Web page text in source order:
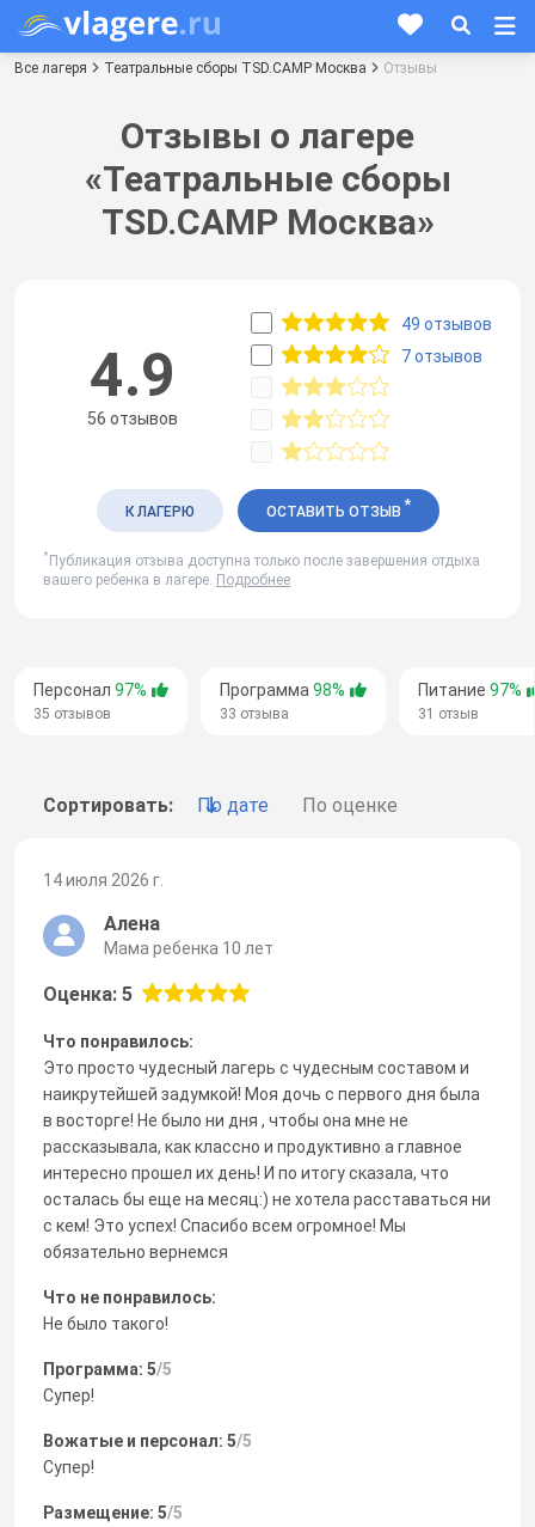
Все лагеря Театральные сборы TSD.CAMP Москва Отзывы
Отзывы о лагере
«Театральные сборы
TSD.CAMP Москва»
Персонал 97%
35 отзывов
Программа 98%
33 отзыва
Питание 97%
31 отзыв
Сортировать: По дате По оценке
14 июля 2026 г.
Алена
Мама ребенка 10 лет
Оценка: 5
Что понравилось:
Это просто чудесный лагерь с чудесным составом и
наикрутейшей задумкой! Моя дочь с первого дня была
в восторге! Не было ни дня , чтобы она мне не
рассказывала, как классно и продуктивно а главное
интересно прошел их день! И по итогу сказала, что
осталась бы еще на месяц:) не хотела расставаться ни
с кем! Это успех! Спасибо всем огромное! Мы
обязательно вернемся
Что не понравилось:
Не было такого!
Программа: 5/5
Супер!
Вожатые и персонал: 5/5
Супер!
Размещение: 5/5
4.9
56 отзывов
49 отзывов
7 отзывов
К ЛАГЕРЮ ОСТАВИТЬ ОТЗЫВ *
* Публикация отзыва доступна только после завершения отдыха
вашего ребенка в лагере. Подробнее